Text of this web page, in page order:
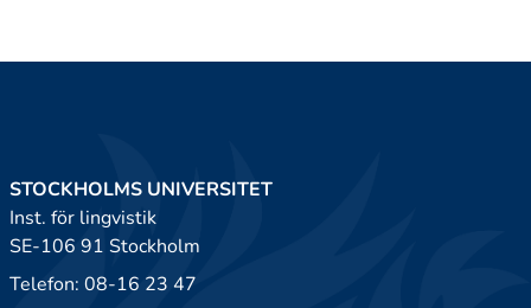
STOCKHOLMS UNIVERSITET
Inst. för lingvistik
SE-106 91 Stockholm
Telefon: 08-16 23 47